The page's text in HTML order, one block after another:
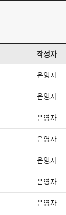
작성자
운영자
운영자
운영자
운영자
운영자
운영자
운영자